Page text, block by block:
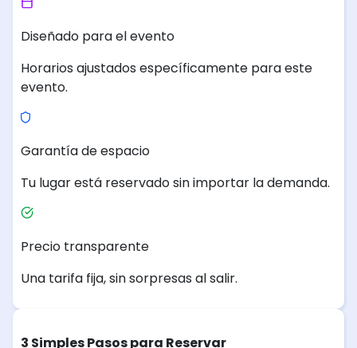
Diseñado para el evento
Horarios ajustados específicamente para este
evento.
Garantía de espacio
Tu lugar está reservado sin importar la demanda.
Precio transparente
Una tarifa fija, sin sorpresas al salir.
3 Simples Pasos para Reservar